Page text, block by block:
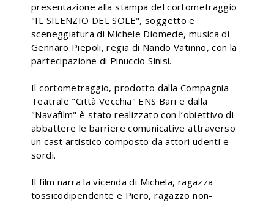
presentazione alla stampa del cortometraggio
"IL SILENZIO DEL SOLE", soggetto e
sceneggiatura di Michele Diomede, musica di
Gennaro Piepoli, regia di Nando Vatinno, con la
partecipazione di Pinuccio Sinisi.
Il cortometraggio, prodotto dalla Compagnia
Teatrale "Città Vecchia" ENS Bari e dalla
"Navafilm" è stato realizzato con l’obiettivo di
abbattere le barriere comunicative attraverso
un cast artistico composto da attori udenti e
sordi.
Il film narra la vicenda di Michela, ragazza
tossicodipendente e Piero, ragazzo non-